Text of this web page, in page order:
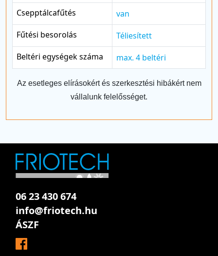
Csepptálcafűtés
van
Fűtési besorolás
Téliesített
Beltéri egységek száma
max. 4 beltéri
Az esetleges elírásokért és szerkesztési hibákért nem
vállalunk felelősséget.
06 23 430 674
info@friotech.hu
ÁSZF